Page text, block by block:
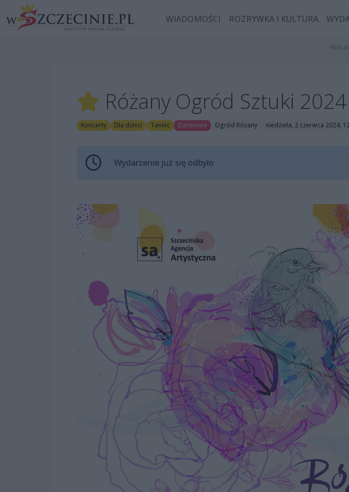
WIADOMOŚCI ROZRYWKA I KULTURA
Różany Ogród Sztuki
Koncerty Dla dzieci Taniec Darmowe Ogród Różany niedziela, 2 czerwca 2024,
Wydarzenie już się odbyło